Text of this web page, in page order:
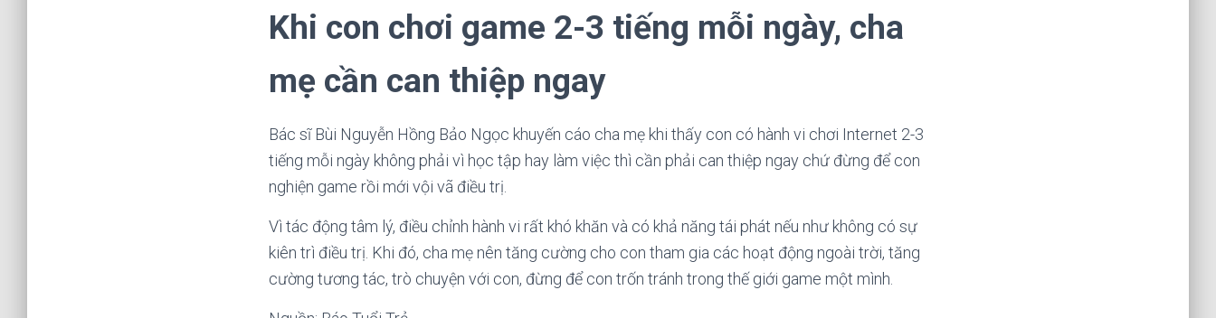
Khi con chơi game 2-3 tiếng mỗi ngày, cha
mẹ cần can thiệp ngay
Bác sĩ Bùi Nguyễn Hồng Bảo Ngọc khuyến cáo cha mẹ khi thấy con có hành vi chơi Internet 2-3
tiếng mỗi ngày không phải vì học tập hay làm việc thì cần phải can thiệp ngay chứ đừng để con
nghiện game rồi mới vội vã điều trị.
Vì tác động tâm lý, điều chỉnh hành vi rất khó khăn và có khả năng tái phát nếu như không có sự
kiên trì điều trị. Khi đó, cha mẹ nên tăng cường cho con tham gia các hoạt động ngoài trời, tăng
cường tương tác, trò chuyện với con, đừng để con trốn tránh trong thế giới game một mình.